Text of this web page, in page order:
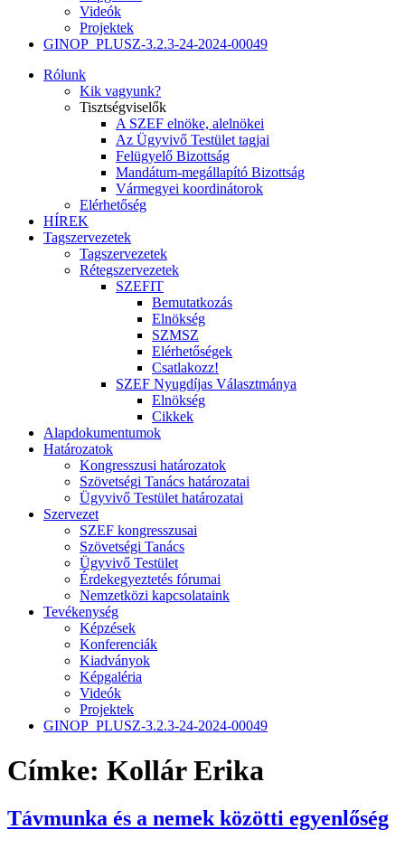
Videók
Projektek
GINOP_PLUSZ-3.2.3-24-2024-00049
Rólunk
Kik vagyunk?
Tisztségviselők
A SZEF elnöke, alelnökei
Az Ügyvivő Testület tagjai
Felügyelő Bizottság
Mandátum-megállapító Bizottság
Vármegyei koordinátorok
Elérhetőség
HÍREK
Tagszervezetek
Tagszervezetek
Rétegszervezetek
SZEFIT
Bemutatkozás
Elnökség
SZMSZ
Elérhetőségek
Csatlakozz!
SZEF Nyugdíjas Választmánya
Elnökség
Cikkek
Alapdokumentumok
Határozatok
Kongresszusi határozatok
Szövetségi Tanács határozatai
Ügyvivő Testület határozatai
Szervezet
SZEF kongresszusai
Szövetségi Tanács
Ügyvivő Testület
Érdekegyeztetés fórumai
Nemzetközi kapcsolataink
Tevékenység
Képzések
Konferenciák
Kiadványok
Képgaléria
Videók
Projektek
GINOP_PLUSZ-3.2.3-24-2024-00049
Címke: Kollár Erika
Távmunka és a nemek közötti egyenlőség